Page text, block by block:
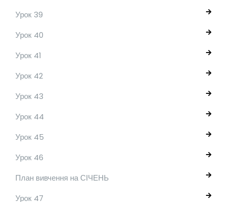
Урок 39
Урок 40
Урок 41
Урок 42
Урок 43
Урок 44
Урок 45
Урок 46
План вивчення на СІЧЕНЬ
Урок 47